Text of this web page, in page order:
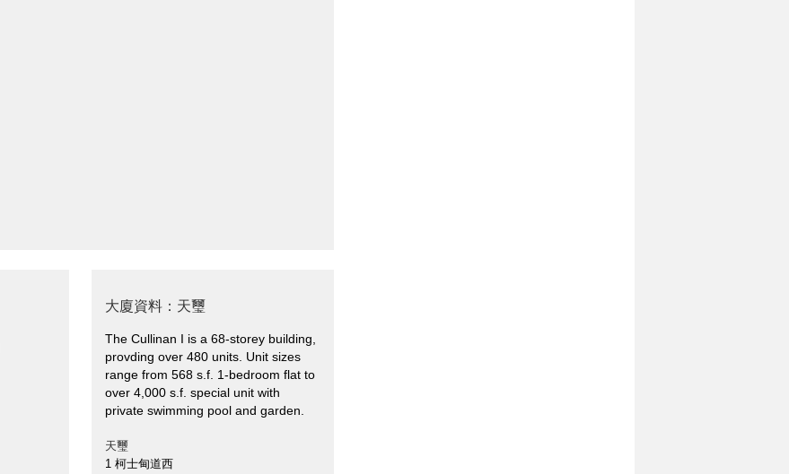
大廈資料：天璽
The Cullinan I is a 68-storey building,
provding over 480 units. Unit sizes
range from 568 s.f. 1-bedroom flat to
over 4,000 s.f. special unit with
private swimming pool and garden.
天璽
1 柯士甸道西